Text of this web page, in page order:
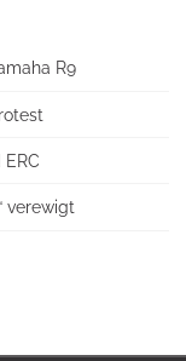
R9
verewigt